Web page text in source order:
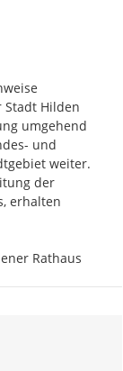
Stadt Hilden
umgehend
und
weiter.
der
erhalten
Rathaus